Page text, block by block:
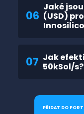
06
Jaké
(USD)
07 Jak
50kSol/s?
PŘIDAT DO